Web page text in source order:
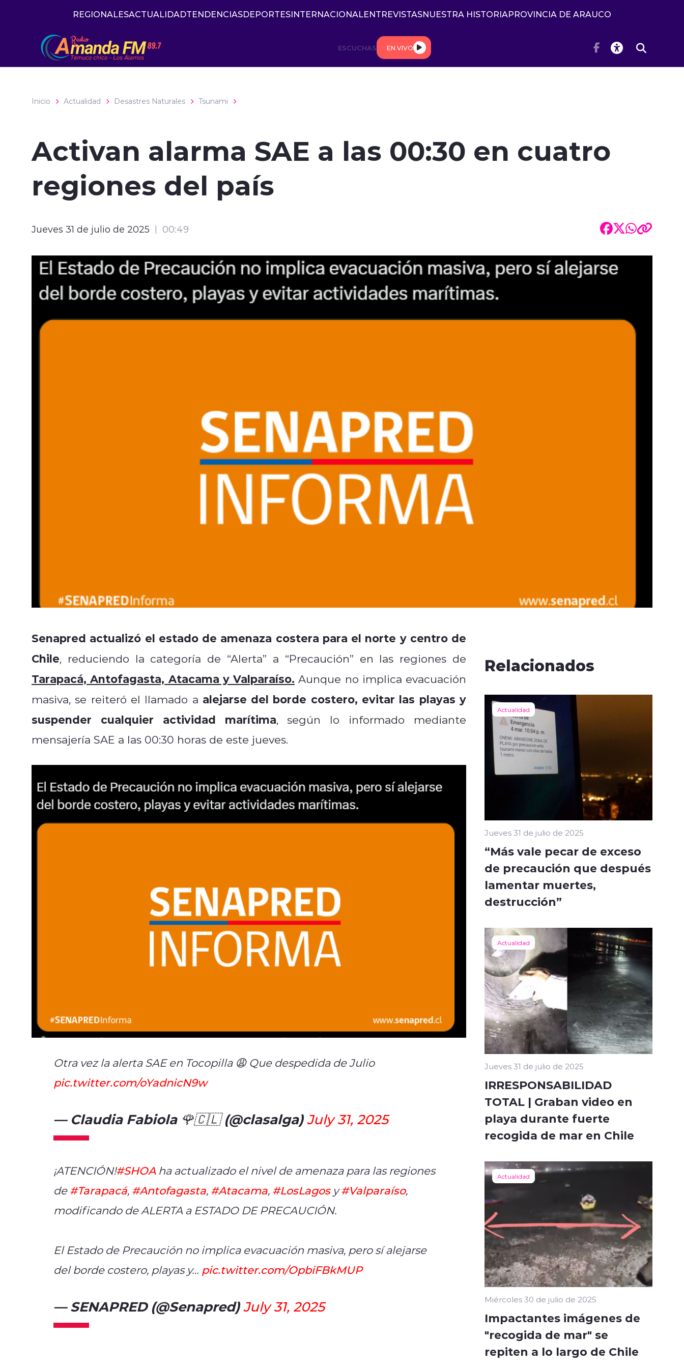
REGIONALESACTUALIDADTENDENCIASDEPORTESINTERNACIONALENTREVISTASNUESTRA HISTORIAPROVINCIA DE ARAUCO
ESCUCHAS EN VIVO
Inicio Actualidad Desastres Naturales Tsunami
Activan alarma SAE a las 00:30 en cuatro
regiones del país
Jueves 31 de julio de 2025 00:49
Senapred actualizó el estado de amenaza costera para el norte y centro de
Chile, reduciendo la categoría de “Alerta” a “Precaución” en las regiones de
Tarapacá, Antofagasta, Atacama y Valparaíso. Aunque no implica evacuación
masiva, se reiteró el llamado a alejarse del borde costero, evitar las playas y
suspender cualquier actividad marítima, según lo informado mediante
mensajería SAE a las 00:30 horas de este jueves.
Otra vez la alerta SAE en Tocopilla 😩 Que despedida de Julio
pic.twitter.com/oYadnicN9w
— Claudia Fabiola 🌹🇨🇱 (@clasalga)July 31, 2025
¡ATENCIÓN!#SHOAha actualizado el nivel de amenaza para las regiones
de#Tarapacá, #Antofagasta, #Atacama, #LosLagosy#Valparaíso,
modificando de ALERTA a ESTADO DE PRECAUCIÓN.
El Estado de Precaución no implica evacuación masiva, pero sí alejarse
del borde costero, playas y… pic.twitter.com/OpbiFBkMUP
— SENAPRED (@Senapred)July 31, 2025
Relacionados
Actualidad
Jueves 31 de julio de 2025
“Más vale pecar de exceso
de precaución que después
lamentar muertes,
destrucción”
Actualidad
Jueves 31 de julio de 2025
IRRESPONSABILIDAD
TOTAL | Graban video en
playa durante fuerte
recogida de mar en Chile
Actualidad
Miércoles 30 de julio de 2025
Impactantes imágenes de
"recogida de mar" se
repiten a lo largo de Chile